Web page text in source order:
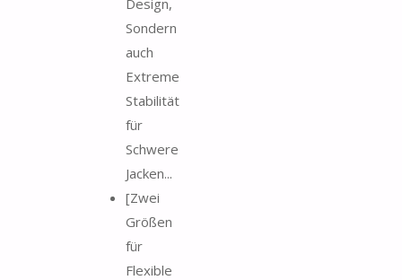
Sondern
auch
Extreme
Stabilität
für
Schwere
Jacken...
[Zwei
Größen
für
Flexible